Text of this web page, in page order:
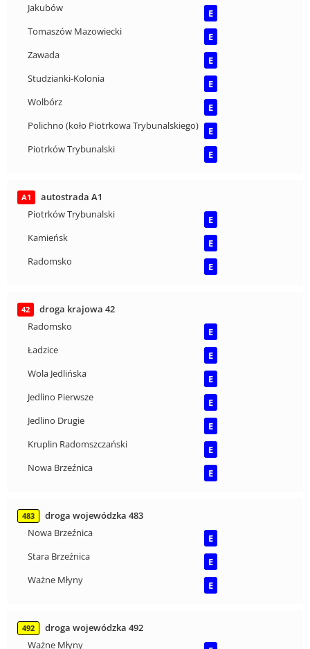
Jakubów
E
Tomaszów Mazowiecki
E
Zawada
E
Studzianki-Kolonia
E
Wolbórz
E
Polichno (koło Piotrkowa Trybunalskiego)
E
Piotrków Trybunalski
E
A1
autostrada A1
Piotrków Trybunalski
E
Kamieńsk
E
Radomsko
E
42
droga krajowa 42
Radomsko
E
Ładzice
E
Wola Jedlińska
E
Jedlino Pierwsze
E
Jedlino Drugie
E
Kruplin Radomszczański
E
Nowa Brzeźnica
E
483
droga wojewódzka 483
Nowa Brzeźnica
E
Stara Brzeźnica
E
Ważne Młyny
E
492
droga wojewódzka 492
Ważne Młyny